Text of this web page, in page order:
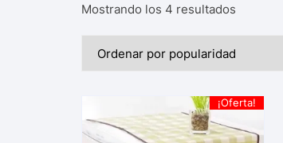
Mostrando los 4 resultados
¡Oferta!